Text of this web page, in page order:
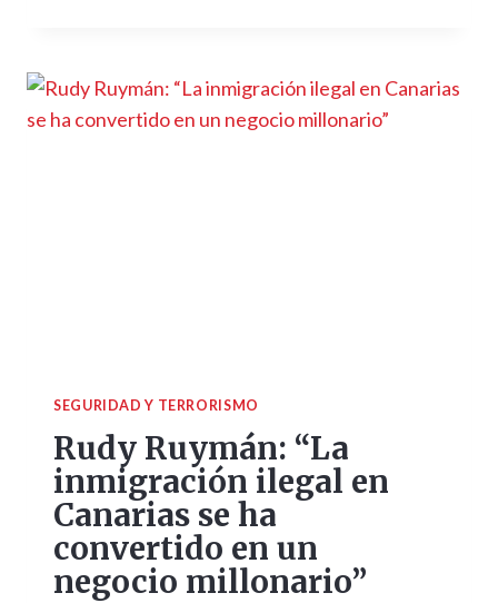
SEGURIDAD Y TERRORISMO
Rudy Ruymán: “La
inmigración ilegal en
Canarias se ha
convertido en un
negocio millonario”